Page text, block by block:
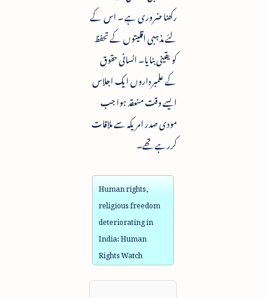
رکھنا ضروری ہے ۔ اس کے
لئے مذہبی اقلیتوں کے تحفظ
کو یقینی بنایا۔ انسانی حقوق
کے علمبرداروں ایک اجلاس
ایسے وقت منعقد ہوا جب
مودی صدر امریکہ سے ملاقات
کررہے تھے۔
Human rights,
religious freedom
deteriorating in
India: Human
Rights Watch